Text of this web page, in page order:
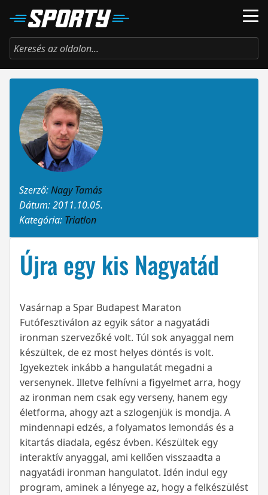
Szerző:Nagy Tamás
Dátum: 2011.10.05.
Kategória: Triatlon
Újra egy kis Nagyatád
Vasárnap a Spar Budapest Maraton
Futófesztiválon az egyik sátor a nagyatádi
ironman szervezőké volt. Túl sok anyaggal nem
készültek, de ez most helyes döntés is volt.
Igyekeztek inkább a hangulatát megadni a
versenynek. Illetve felhívni a figyelmet arra, hogy
az ironman nem csak egy verseny, hanem egy
életforma, ahogy azt a szlogenjük is mondja. A
mindennapi edzés, a folyamatos lemondás és a
kitartás diadala, egész évben. Készültek egy
interaktív anyaggal, ami kellően visszaadta a
nagyatádi ironman hangulatot. Idén indul egy
program, aminek a lényege az, hogy a felkészülést